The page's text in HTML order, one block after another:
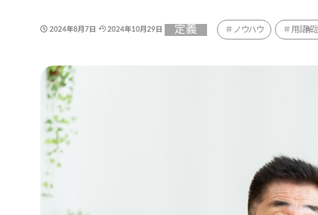
2024年8月7日 2024年10月29日 定義 ノウハウ 用語解